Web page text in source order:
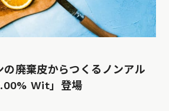
の廃棄皮からつくるノンアル
Wit」登場